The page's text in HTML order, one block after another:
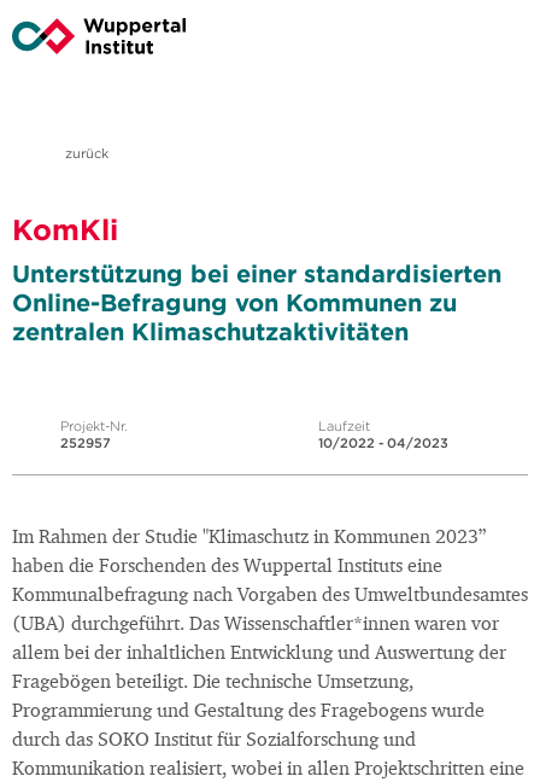
zurück
KomKli
Unterstützung bei einer standardisierten
Online-Befragung von Kommunen zu
zentralen Klimaschutzaktivitäten
Projekt-Nr.
252957
Laufzeit
10/2022 - 04/2023
Im Rahmen der Studie "Klimaschutz in Kommunen 2023”
haben die Forschenden des Wuppertal Instituts eine
Kommunalbefragung nach Vorgaben des Umweltbundesamtes
(UBA) durchgeführt. Das Wissenschaftler*innen waren vor
allem bei der inhaltlichen Entwicklung und Auswertung der
Fragebögen beteiligt. Die technische Umsetzung,
Programmierung und Gestaltung des Fragebogens wurde
durch das SOKO Institut für Sozialforschung und
Kommunikation realisiert, wobei in allen Projektschritten eine